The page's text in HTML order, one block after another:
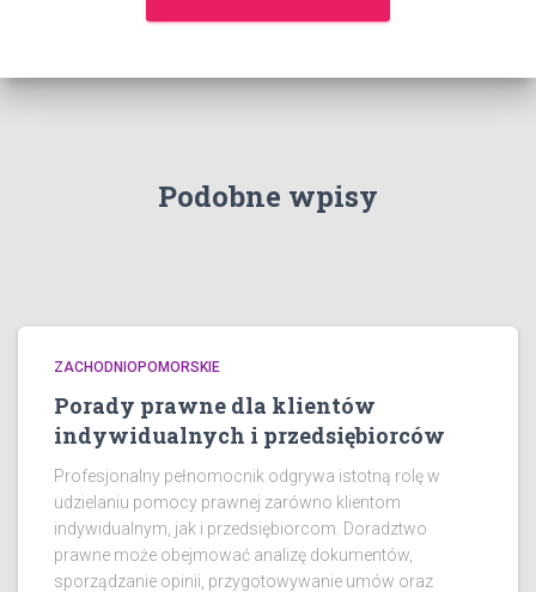
Podobne wpisy
ZACHODNIOPOMORSKIE
Porady prawne dla klientów
indywidualnych i przedsiębiorców
Profesjonalny pełnomocnik odgrywa istotną rolę w
udzielaniu pomocy prawnej zarówno klientom
indywidualnym, jak i przedsiębiorcom. Doradztwo
prawne może obejmować analizę dokumentów,
sporządzanie opinii, przygotowywanie umów oraz